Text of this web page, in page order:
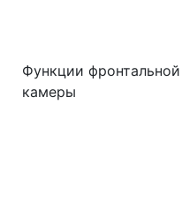
Функции фронтальной
камеры